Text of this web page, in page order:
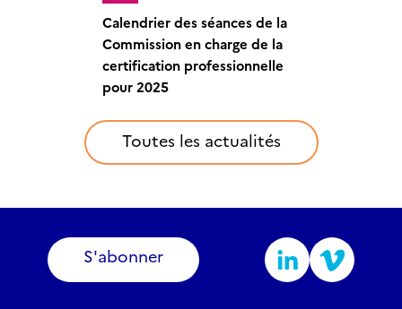
Calendrier des séances de la
Commission en charge de la
certification professionnelle
pour 2025
Décisions d’enregistrement
aux répertoires nationaux –
Toutes les actualités
S'abonner